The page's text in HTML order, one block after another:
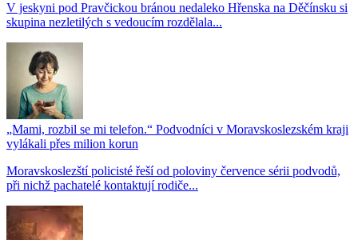
V jeskyni pod Pravčickou bránou nedaleko Hřenska na Děčínsku si
skupina nezletilých s vedoucím rozdělala...
„Mami, rozbil se mi telefon.“ Podvodníci v Moravskoslezském kraji
vylákali přes milion korun
Moravskoslezští policisté řeší od poloviny července sérii podvodů,
při nichž pachatelé kontaktují rodiče...